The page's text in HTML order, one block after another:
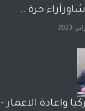
حرة ..
واعادة الاعمار -